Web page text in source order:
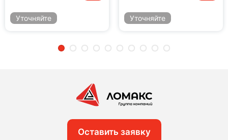
Уточняйте Уточняйте
Оставить заявку